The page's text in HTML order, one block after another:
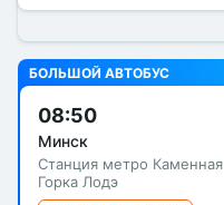
БОЛЬШОЙ АВТОБУС
08:50
Минск
Станция метро Каменная
Горка Лодэ